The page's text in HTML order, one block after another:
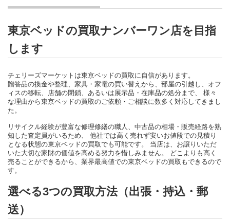
東京ベッドの買取ナンバーワン店を目指
します
チェリーズマーケットは東京ベッドの買取に自信があります。
贈答品の換金や整理、家具・家電の買い替えから、部屋の引越し、オフ
ィスの移転、店舗の閉鎖、あるいは展示品・在庫品の処分まで、 様々
な理由から東京ベッドの買取のご依頼・ご相談に数多く対応してきまし
た。
リサイクル経験が豊富な修理修繕の職人、中古品の相場・販売経路を熟
知した査定員がいるため、 他社では高く売れず安いお値段での見積り
となる状態の東京ベッドの買取でも可能です。 当店は、お譲りいただ
いた大切な家財の価値を高める努力を惜しみません。 どこよりも高く
売ることができるから、業界最高値での東京ベッドの買取もできるので
す。
選べる3つの買取方法（出張・持込・郵
送）